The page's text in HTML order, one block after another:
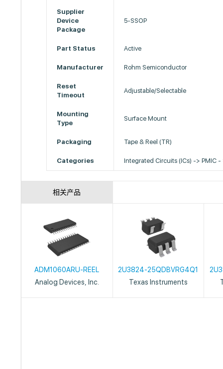
Supplier
Device
Package
5-SSOP
Part Status Active
Manufacturer Rohm Semiconductor
Reset
Timeout
Adjustable/Selectable
Mounting
Type
Surface Mount
Packaging Tape & Reel (TR)
Categories Integrated Circuits (ICs) -> PMIC -
相关产品
ADM1060ARU-REEL
Analog Devices, Inc.
2U3824-25QDBVRG4Q1
Texas Instruments